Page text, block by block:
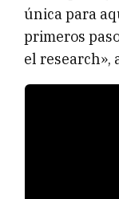
única para
primeros
el research»,